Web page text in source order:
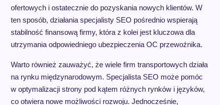
ofertowych i ostatecznie do pozyskania nowych klientów. W
ten sposób, działania specjalisty SEO pośrednio wspierają
stabilność finansową firmy, która z kolei jest kluczowa dla
utrzymania odpowiedniego ubezpieczenia OC przewoźnika.
Warto również zauważyć, że wiele firm transportowych działa
na rynku międzynarodowym. Specjalista SEO może pomóc
w optymalizacji strony pod kątem różnych rynków i języków,
co otwiera nowe możliwości rozwoju. Jednocześnie,